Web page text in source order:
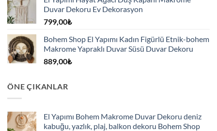
725,00₺.
Duvar Dekoru Ev Dekorasyon
799,00₺
Bohem Shop El Yapımı Kadın Figürlü Etnik-bohem
Makrome Yapraklı Duvar Süsü Duvar Dekoru
889,00₺
ÖNE ÇIKANLAR
El Yapımı Bohem Makrome Duvar Dekoru deniz
kabuğu, yazlık, plaj, balkon dekoru Bohem Shop